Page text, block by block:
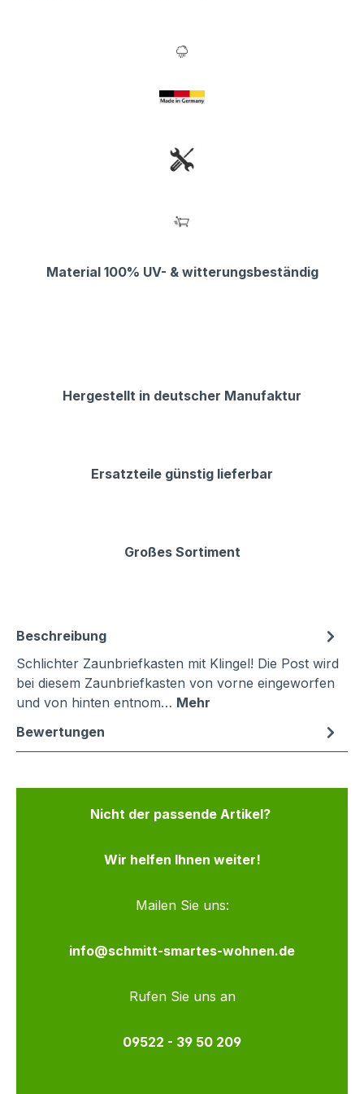
Material 100% UV- & witterungsbeständig
Hergestellt in deutscher Manufaktur
Ersatzteile günstig lieferbar
Großes Sortiment
Beschreibung
Schlichter Zaunbriefkasten mit Klingel! Die Post wird
bei diesem Zaunbriefkasten von vorne eingeworfen
und von hinten entnom… Mehr
Bewertungen
Nicht der passende Artikel?
Wir helfen Ihnen weiter!
Mailen Sie uns:
info@schmitt-smartes-wohnen.de
Rufen Sie uns an
09522 - 39 50 209